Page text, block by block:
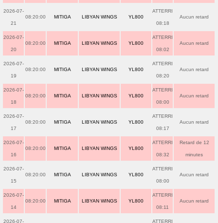
2026-07-
21
08:20:00 MITIGA LIBYAN WINGS YL800
ATTERRI
08:18
Aucun retard
2026-07-
20
08:20:00 MITIGA LIBYAN WINGS YL800
ATTERRI
08:02
Aucun retard
2026-07-
19
08:20:00 MITIGA LIBYAN WINGS YL800
ATTERRI
08:20
Aucun retard
2026-07-
18
08:20:00 MITIGA LIBYAN WINGS YL800
ATTERRI
08:00
Aucun retard
2026-07-
17
08:20:00 MITIGA LIBYAN WINGS YL800
ATTERRI
08:17
Aucun retard
2026-07-
16
08:20:00 MITIGA LIBYAN WINGS YL800
ATTERRI
08:32
Retard de 12
minutes
2026-07-
15
08:20:00 MITIGA LIBYAN WINGS YL800
ATTERRI
08:00
Aucun retard
2026-07-
14
08:20:00 MITIGA LIBYAN WINGS YL800
ATTERRI
08:11
Aucun retard
2026-07- ATTERRI